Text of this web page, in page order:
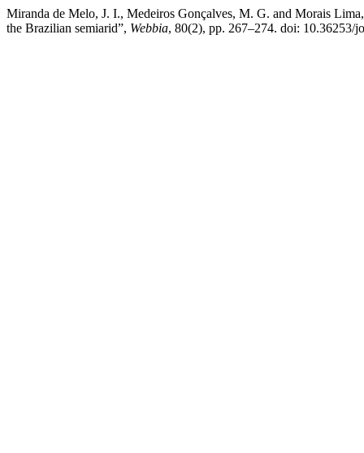
Miranda de Melo, J. I., Medeiros Gonçalves, M. G. and Morais
the Brazilian semiarid”, Webbia, 80(2), pp. 267–274. doi: 10.36253/